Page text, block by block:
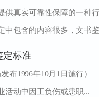
供真实可靠性保障的一种
中包含的内容很多，文书
定标准
发布1996年10月1日施
活动中因工负伤或患职...